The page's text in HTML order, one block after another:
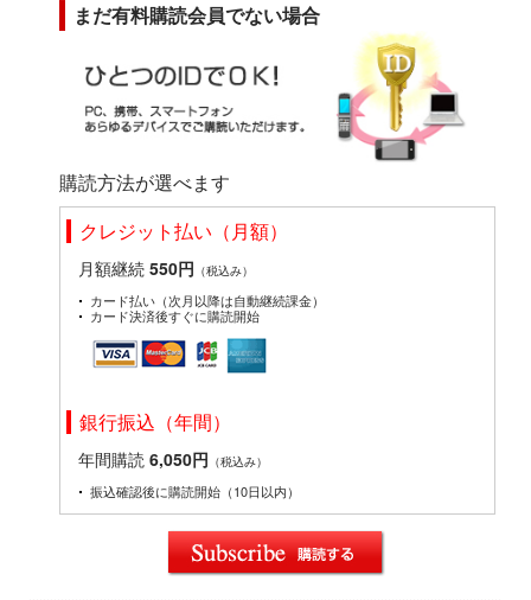
まだ有料購読会員でない場合
購読方法が選べます
クレジット払い（月額）
月額継続 550円 （税込み）
カード払い（次月以降は自動継続課金）
カード決済後すぐに購読開始
銀行振込（年間）
年間購読 6,050円 （税込み）
振込確認後に購読開始（10日以内）